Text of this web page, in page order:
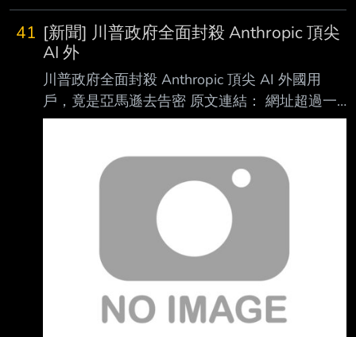
41 [新聞] 川普政府全面封殺 Anthropic 頂尖
AI 外
川普政府全面封殺 Anthropic 頂尖 AI 外國用
戶，竟是亞馬遜去告密 原文連結： 網址超過一
行，請用縮網址，連結不能點擊者板規 1-2-2
請勿張貼超過3天新聞 2026 年 06 月 14 日
10:56 記者署名： Alan Chen 原文內容： 科技
巨頭與白宮的角力再度升級，《華爾街日報》引
述知情人士，亞馬遜執行長賈西（ Andy
Jassy）親自向川普政府官員通報，稱 Anthropic
尚未公開的旗艦模型 「F